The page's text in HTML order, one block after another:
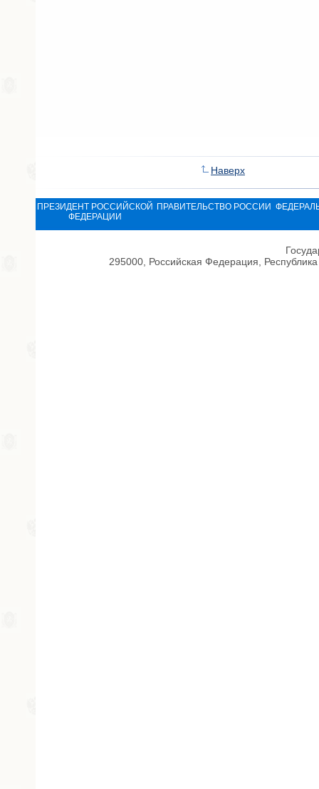
Наверх
ПРЕЗИДЕНТ РОССИЙСКОЙ
ФЕДЕРАЦИИ
ПРАВИТЕЛЬСТВО РОССИИ
295000, Российская Федерация,